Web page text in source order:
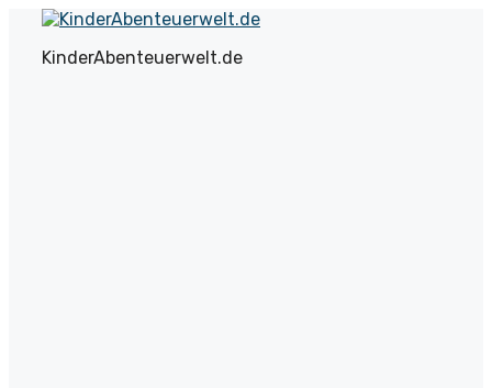
Zum
springen
KinderAbenteuerwelt.de